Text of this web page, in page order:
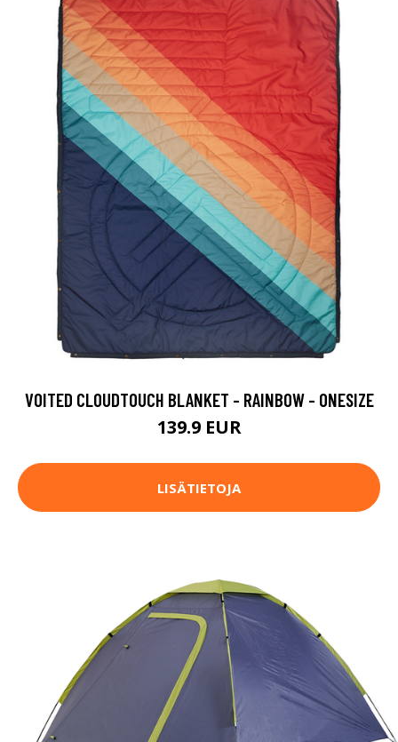
VOITED CLOUDTOUCH BLANKET - RAINBOW - ONESIZE
139.9 EUR
LISÄTIETOJA